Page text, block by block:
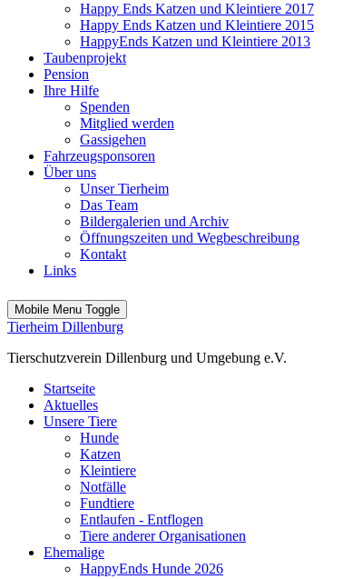
Happy Ends Katzen und Kleintiere 2017
Happy Ends Katzen und Kleintiere 2015
HappyEnds Katzen und Kleintiere 2013
Taubenprojekt
Pension
Ihre Hilfe
Spenden
Mitglied werden
Gassigehen
Fahrzeugsponsoren
Über uns
Unser Tierheim
Das Team
Bildergalerien und Archiv
Öffnungszeiten und Wegbeschreibung
Kontakt
Links
Mobile Menu Toggle
Tierheim Dillenburg
Tierschutzverein Dillenburg und Umgebung e.V.
Startseite
Aktuelles
Unsere Tiere
Hunde
Katzen
Kleintiere
Notfälle
Fundtiere
Entlaufen - Entflogen
Tiere anderer Organisationen
Ehemalige
HappyEnds Hunde 2026